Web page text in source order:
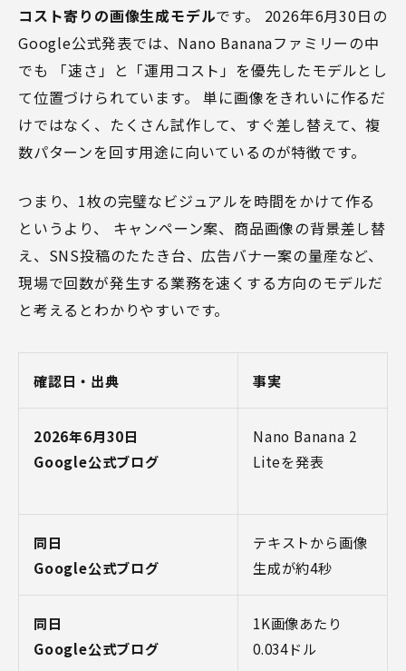
コスト寄りの画像生成モデルです。 2026年6月30日の
Google公式発表では、Nano Bananaファミリーの中
でも 「速さ」と「運用コスト」を優先したモデルとし
て位置づけられています。 単に画像をきれいに作るだ
けではなく、たくさん試作して、すぐ差し替えて、複
数パターンを回す用途に向いているのが特徴です。
つまり、1枚の完璧なビジュアルを時間をかけて作る
というより、 キャンペーン案、商品画像の背景差し替
え、SNS投稿のたたき台、広告バナー案の量産など、
現場で回数が発生する業務を速くする方向のモデルだ
と考えるとわかりやすいです。
確認日・出典 事実
2026年6月30日
Google公式ブログ
Nano Banana 2
Liteを発表
同日
Google公式ブログ
テキストから画像
生成が約4秒
同日
Google公式ブログ
1K画像あたり
0.034ドル